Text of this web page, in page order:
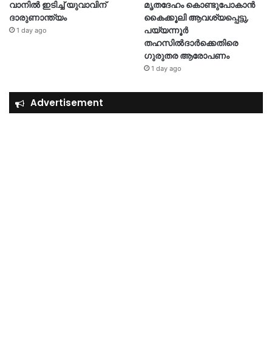
വാനിൽ ഇടിച്ച് യുവാവിന്
ദാരുണാന്ത്യം
1 day ago
മൃതദേഹം കൊണ്ടുപോകാൻ
കൈക്കൂലി ആവശ്യപ്പെട്ടു,
പയ്യന്നൂർ
തഹസിൽദാർക്കെതിരെ
ഗുരുതര ആരോപണം
1 day ago
Advertisement